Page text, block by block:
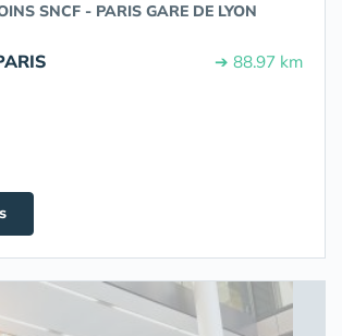
SNCF - PARIS GARE DE LYON
➔ 88.97 km